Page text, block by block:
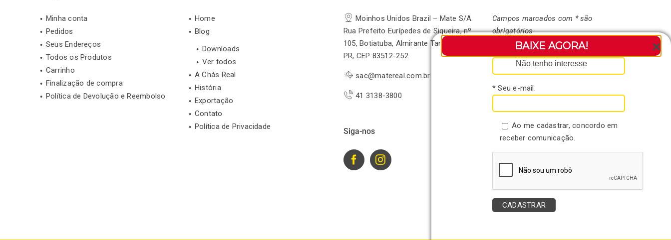
BAIXE AGORA!
Não tenho interesse
Minha conta
Pedidos
Seus Endereços
Todos os Produtos
Carrinho
Finalização de compra
Política de Devolução e Reembolso
Home
Blog
Downloads
Ver todos
A Chás Real
História
Exportação
Contato
Política de Privacidade
Moinhos Unidos Brazil – Mate S/A.
Rua Prefeito Eurípedes de Siqueira, nº
105, Botiatuba, Almirante Tamandaré-
PR, CEP 83512-252
sac@matereal.com.br
41 3138-3800
Siga-nos
Campos marcados com * são
obrigatórios
* Seu nome:
* Seu e-mail:
Ao me cadastrar, concordo em
receber comunicação.